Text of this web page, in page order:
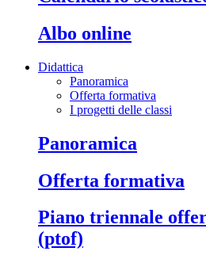
albo online
Didattica
Panoramica
Offerta formativa
I progetti delle classi
panoramica
offerta formativa
piano triennale offerta formativa
(ptof)